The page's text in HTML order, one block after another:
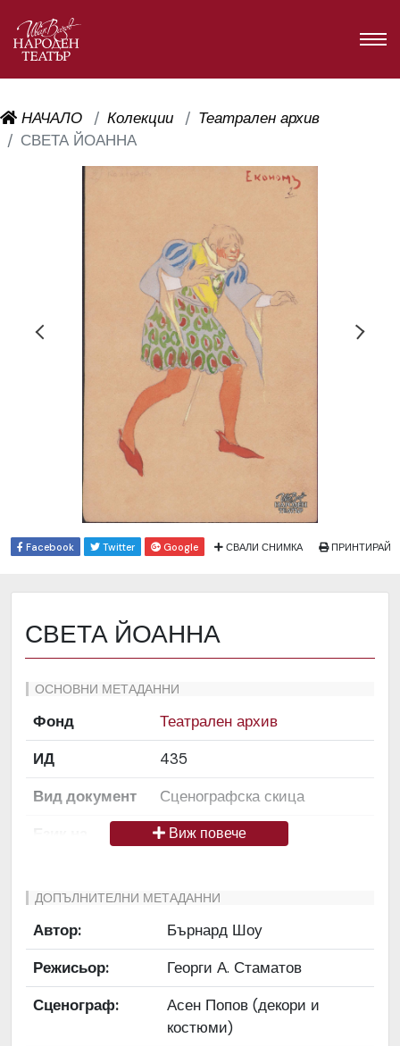
НАЧАЛО Колекции
Театрален архив
СВЕТА ЙОАННА
Facebook Twitter Google СВАЛИ СНИМКА ПРИНТИРАЙ
СВЕТА ЙОАННА
ОСНОВНИ МЕТАДАННИ
Фонд
Театрален архив
ИД
435
Вид документ
Сценографска скица
Български
Права за
Да се цитира източник:
„Иван Вазов“
Предоставяща
страна
България
Средно
Виж повече
ДОПЪЛНИТЕЛНИ МЕТАДАННИ
Автор:
Бърнард Шоу
Режисьор:
Георги А. Стаматов
Сценограф:
Асен Попов (декори и
костюми)